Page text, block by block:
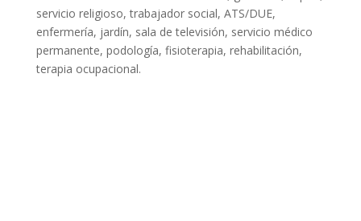
servicio religioso, trabajador social, ATS/DUE,
enfermería, jardín, sala de televisión, servicio médico
permanente, podología, fisioterapia, rehabilitación,
terapia ocupacional.